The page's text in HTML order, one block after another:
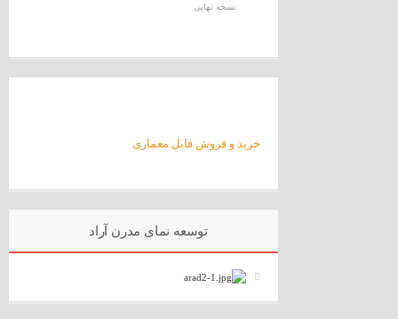
نسخه نهایی
خرید و فروش فایل معماری
توسعه نمای مدرن آراد